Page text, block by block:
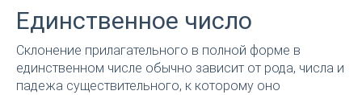
Единственное число
Склонение прилагательного в полной форме в
единственном числе обычно зависит от рода, числа и
падежа существительного, к которому оно